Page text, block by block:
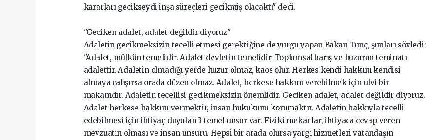
kararları gecikseydi inşa süreçleri gecikmiş olacaktı" dedi.
"Geciken adalet, adalet değildir diyoruz"
Adaletin gecikmeksizin tecelli etmesi gerektiğine de vurgu yapan Bakan Tunç, şunları söyledi:
"Adalet, mülkün temelidir. Adalet devletin temelidir. Toplumsal barış ve huzurun teminatı
adalettir. Adaletin olmadığı yerde huzur olmaz, kaos olur. Herkes kendi hakkını kendisi
almaya çalışırsa orada düzen olmaz. Adalet, herkese hakkını verebilmek için ulvi bir
makamdır. Adaletin tecellisi gecikmeksizin önemlidir. Geciken adalet, adalet değildir diyoruz.
Adalet herkese hakkını vermektir, insan hukukunu korumaktır. Adaletin hakkıyla tecelli
edebilmesi için ihtiyaç duyulan 3 temel unsur var. Fiziki mekanlar, ihtiyaca cevap veren
mevzuatın olması ve insan unsuru. Hepsi bir arada olursa yargı hizmetleri vatandaşın